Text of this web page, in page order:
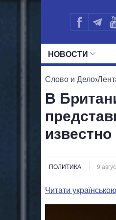
НОВОСТИ
Слово и Дело›
В
известно
ПОЛИТИКА 9
Читати українською